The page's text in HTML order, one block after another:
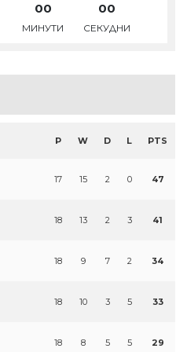
00
МИНУТИ
00
СЕКУДНИ
P W D L PTS
17 15 2 0 47
18 13 2 3 41
18 9 7 2 34
18 10 3 5 33
18 8 5 5 29